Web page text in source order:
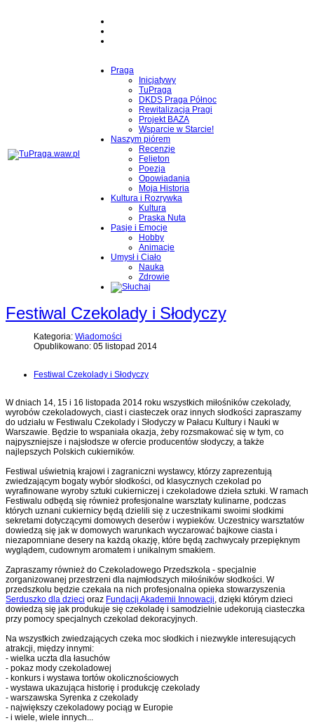
Praga
Inicjatywy
TuPraga
DKDS Praga Północ
Rewitalizacja Pragi
Projekt BAZA
Wsparcie w Starcie!
Naszym piórem
Recenzje
Felieton
Poezja
Opowiadania
Moja Historia
Kultura i Rozrywka
Kultura
Praska Nuta
Pasje i Emocje
Hobby
Animacje
Umysł i Ciało
Nauka
Zdrowie
Festiwal Czekolady i Słodyczy
Kategoria: Wiadomości
Opublikowano: 05 listopad 2014
Festiwal Czekolady i Słodyczy
W dniach 14, 15 i 16 listopada 2014 roku wszystkich miłośników czekolady,
wyrobów czekoladowych, ciast i ciasteczek oraz innych słodkości zapraszamy
do udziału w Festiwalu Czekolady i Słodyczy w Pałacu Kultury i Nauki w
Warszawie. Będzie to wspaniała okazja, żeby rozsmakować się w tym, co
najpyszniejsze i najsłodsze w ofercie producentów słodyczy, a także
najlepszych Polskich cukierników.
Festiwal uświetnią krajowi i zagraniczni wystawcy, którzy zaprezentują
zwiedzającym bogaty wybór słodkości, od klasycznych czekolad po
wyrafinowane wyroby sztuki cukierniczej i czekoladowe dzieła sztuki. W ramach
Festiwalu odbędą się również profesjonalne warsztaty kulinarne, podczas
których uznani cukiernicy będą dzielili się z uczestnikami swoimi słodkimi
sekretami dotyczącymi domowych deserów i wypieków. Uczestnicy warsztatów
dowiedzą się jak w domowych warunkach wyczarować bajkowe ciasta i
niezapomniane desery na każdą okazję, które będą zachwycały przepięknym
wyglądem, cudownym aromatem i unikalnym smakiem.
Zapraszamy również do Czekoladowego Przedszkola - specjalnie
zorganizowanej przestrzeni dla najmłodszych miłośników słodkości. W
przedszkolu będzie czekała na nich profesjonalna opieka stowarzyszenia
Serduszko dla dzieci oraz Fundacji Akademii Innowacji, dzięki którym dzieci
dowiedzą się jak produkuje się czekoladę i samodzielnie udekorują ciasteczka
przy pomocy specjalnych czekolad dekoracyjnych.
Na wszystkich zwiedzających czeka moc słodkich i niezwykle interesujących
atrakcji, między innymi:
- wielka uczta dla łasuchów
- pokaz mody czekoladowej
- konkurs i wystawa tortów okolicznościowych
- wystawa ukazująca historię i produkcję czekolady
- warszawska Syrenka z czekolady
- największy czekoladowy pociąg w Europie
- i wiele, wiele innych...